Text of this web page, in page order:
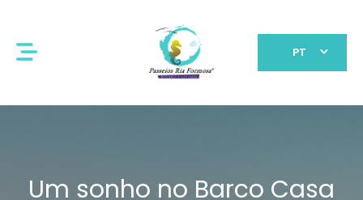
PT
Um sonho no Barco Casa